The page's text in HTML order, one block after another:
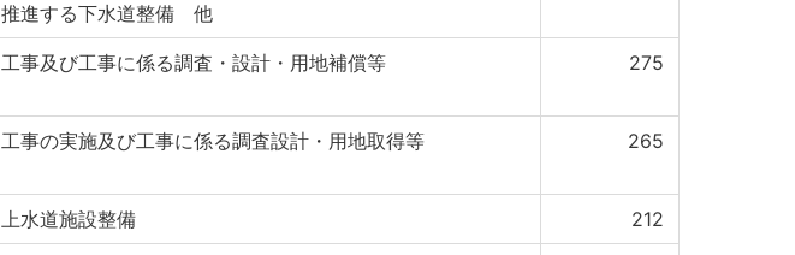
推進する下水道整備 他
工事及び工事に係る調査・設計・用地補償等 275
工事の実施及び工事に係る調査設計・用地取得等 265
上水道施設整備 212